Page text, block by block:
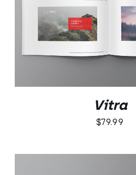
DODAJ DO KOSZYKA
SZCZEGÓŁY
Vitra
$79.99